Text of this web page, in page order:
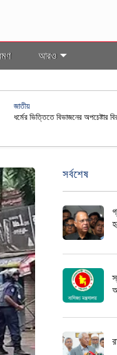
আরও
জাতীয়
ধর্মের ভিত্তিতে বিভাজনের
সর্বশেষ